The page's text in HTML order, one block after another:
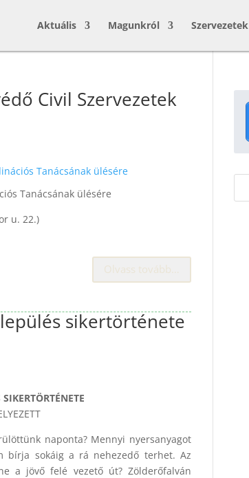
Aktuális Magunkról Szervezetek
Civil Szervezetek
Tanácsának ülésére
u. 22.)
Olvass tovább…
sikertörténete
naponta? Mennyi nyersanyagot
bírja sokáig a rá nehezedő terhet. Az
a jövő felé vezető út? Zölderőfalván